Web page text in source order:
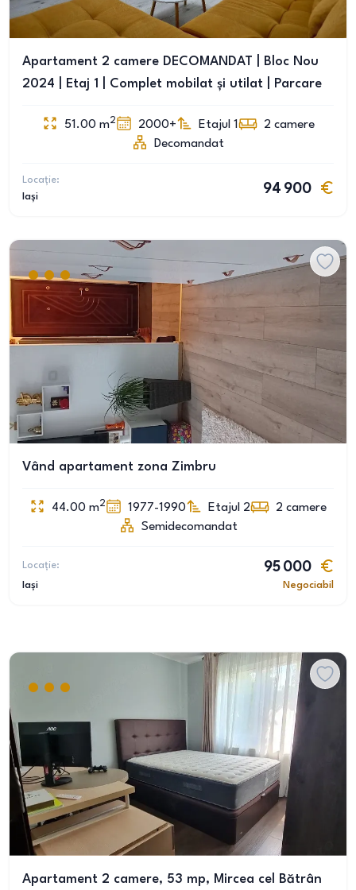
Apartament 2 camere DECOMANDAT | Bloc Nou
2024 | Etaj 1 | Complet mobilat și utilat | Parcare
51.00 m2 2000+ Etajul 1 2 camere
Decomandat
Locație:
Iași
94 900
Vând apartament zona Zimbru
44.00 m2 1977-1990 Etajul 2 2 camere
Semidecomandat
Locație:
Iași
95 000
Negociabil
Apartament 2 camere, 53 mp, Mircea cel Bătrân